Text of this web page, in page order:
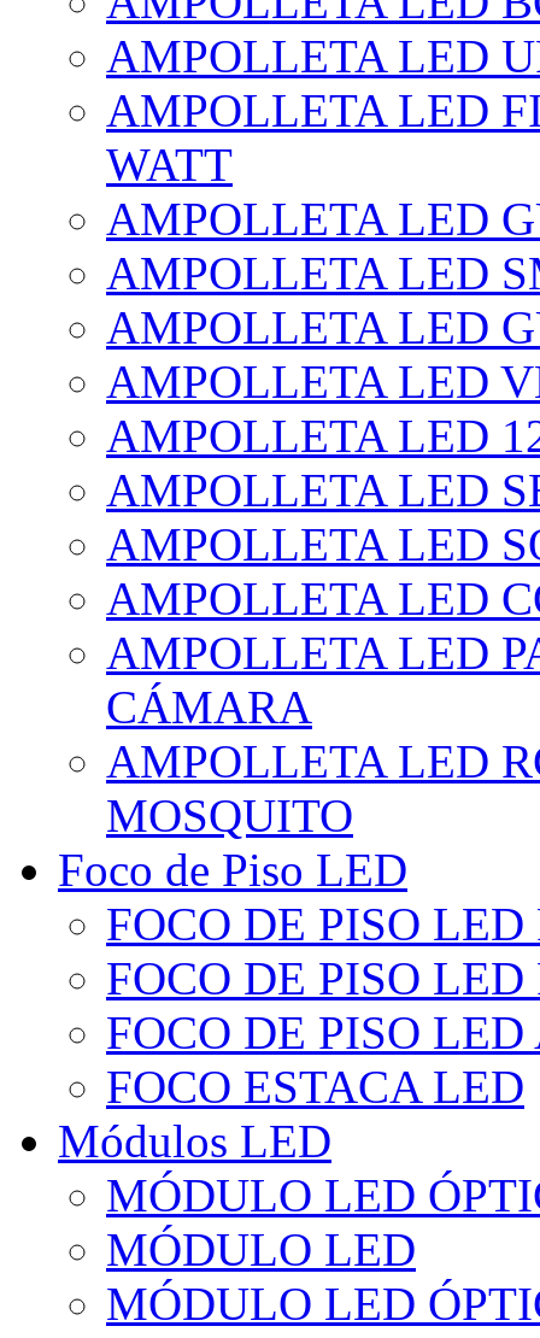
AMPOLLETA LED
AMPOLLETA LED
WATT
AMPOLLETA LED
AMPOLLETA LED
AMPOLLETA LED
AMPOLLETA LED
AMPOLLETA LED
AMPOLLETA LED
AMPOLLETA LED
AMPOLLETA LED
AMPOLLETA LED
CÁMARA
AMPOLLETA LED
MOSQUITO
Foco de Piso LED
FOCO DE PISO
FOCO DE PISO
FOCO DE PISO
FOCO ESTACA LED
Módulos LED
MÓDULO LED
MÓDULO LED
MÓDULO LED